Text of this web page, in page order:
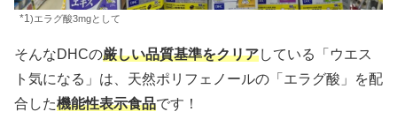
*1)エラグ酸3mgとして
そんなDHCの厳しい品質基準をクリアしている「ウエス
ト気になる」は、天然ポリフェノールの「エラグ酸」を配
合した機能性表示食品です！